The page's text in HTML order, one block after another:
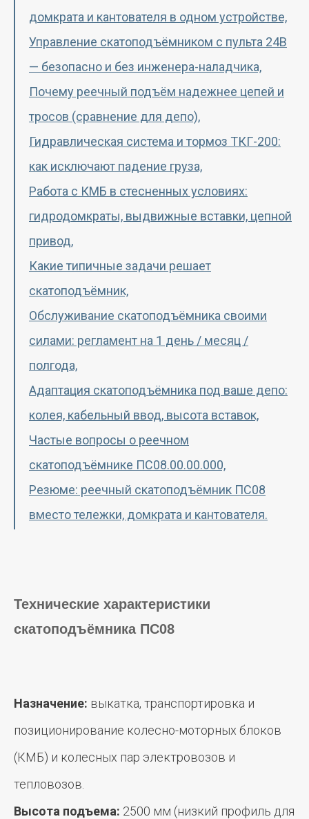
домкрата и кантователя в одном устройстве,
Управление скатоподъёмником с пульта 24В
— безопасно и без инженера-наладчика,
Почему реечный подъём надежнее цепей и
тросов (сравнение для депо),
Гидравлическая система и тормоз ТКГ-200:
как исключают падение груза,
Работа с КМБ в стесненных условиях:
гидродомкраты, выдвижные вставки, цепной
привод,
Какие типичные задачи решает
скатоподъёмник,
Обслуживание скатоподъёмника своими
силами: регламент на 1 день / месяц /
полгода,
Адаптация скатоподъёмника под ваше депо:
колея, кабельный ввод, высота вставок,
Частые вопросы о реечном
скатоподъёмнике ПС08.00.00.000,
Резюме: реечный скатоподъёмник ПС08
вместо тележки, домкрата и кантователя.
Технические характеристики
скатоподъёмника ПС08
Назначение: выкатка, транспортировка и
позиционирование колесно-моторных блоков
(КМБ) и колесных пар электровозов и
тепловозов.
Высота подъема: 2500 мм (низкий профиль для